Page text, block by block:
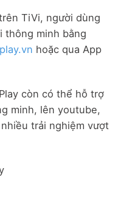
TiVi, người dùng
thông minh bằng
hoặc qua App
còn có thể hỗ trợ
minh, lên youtube,
trải nghiệm vượt